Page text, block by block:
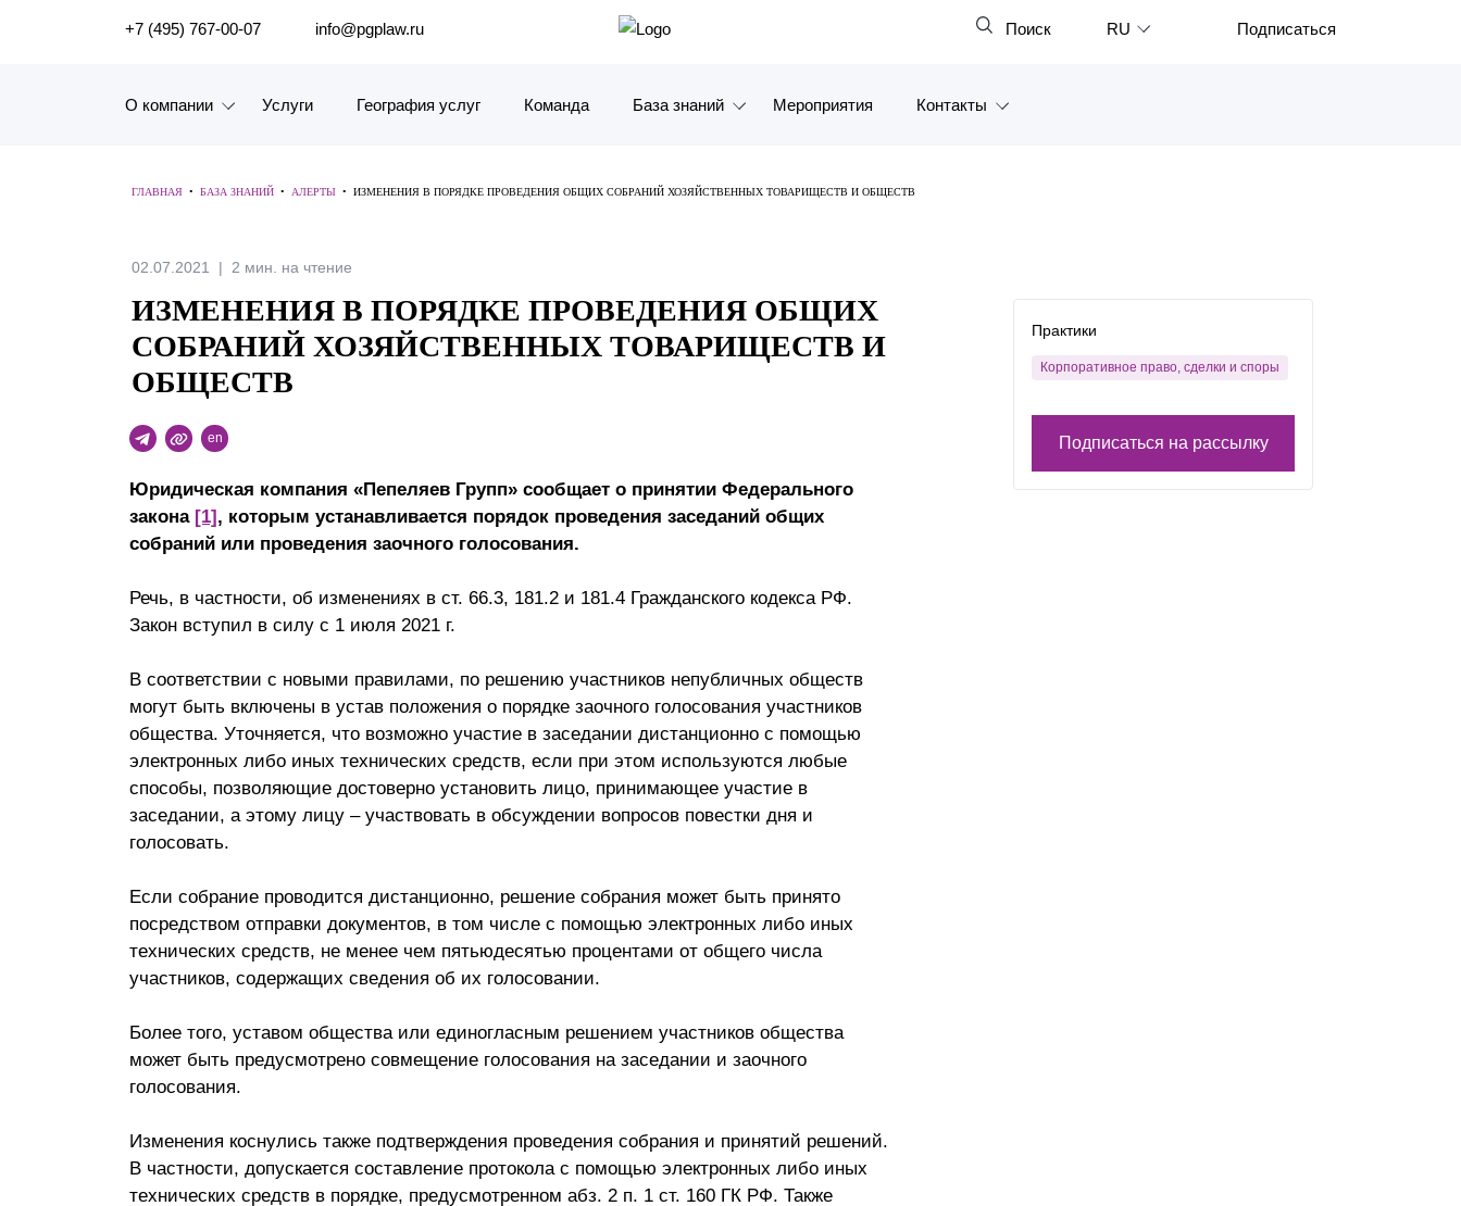
ПОИСК ПО САЙТУ Закрыть
+7 (495) 767-00-07 info@pgplaw.ru Поиск RU
日本語
Português
Türkçe
Подписаться
О компании
Наш опыт
Рейтинги, Награды, Цифры
Почему «Пепеляев Групп»?
Партнера
Социальная
Услуги География услуг Команда База знаний
Видео
Презентации экспертов
Мероприятия Контакты
ГЛАВНАЯ • БАЗА ЗНАНИЙ • АЛЕРТЫ • ИЗМЕНЕНИЯ В ПОРЯДКЕ ПРОВЕДЕНИЯ ОБЩИХ СОБРАНИЙ ХОЗЯЙСТВЕННЫХ ТОВАРИЩЕСТВ И ОБЩЕСТВ
02.07.2021 2 мин. на чтение
ИЗМЕНЕНИЯ В ПОРЯДКЕ ПРОВЕДЕНИЯ ОБЩИХ
СОБРАНИЙ ХОЗЯЙСТВЕННЫХ ТОВАРИЩЕСТВ И
ОБЩЕСТВ
en
Юридическая компания «Пепеляев Групп» сообщает о принятии Федерального
закона [1], которым устанавливается порядок проведения заседаний общих
собраний или проведения заочного голосования.
Речь, в частности, об изменениях в ст. 66.3, 181.2 и 181.4 Гражданского кодекса РФ.
Закон вступил в силу с 1 июля 2021 г.
В соответствии с новыми правилами, по решению участников непубличных обществ
могут быть включены в устав положения о порядке заочного голосования участников
общества. Уточняется, что возможно участие в заседании дистанционно с помощью
электронных либо иных технических средств, если при этом используются любые
способы, позволяющие достоверно установить лицо, принимающее участие в
заседании, а этому лицу – участвовать в обсуждении вопросов повестки дня и
голосовать.
Если собрание проводится дистанционно, решение собрания может быть принято
посредством отправки документов, в том числе с помощью электронных либо иных
технических средств, не менее чем пятьюдесятью процентами от общего числа
участников, содержащих сведения об их голосовании.
Более того, уставом общества или единогласным решением участников общества
может быть предусмотрено совмещение голосования на заседании и заочного
голосования.
Изменения коснулись также подтверждения проведения собрания и принятий решений.
В частности, допускается составление протокола с помощью электронных либо иных
технических средств в порядке, предусмотренном абз. 2 п. 1 ст. 160 ГК РФ. Также
Практики
Корпоративное право, сделки и споры
Подписаться на рассылку